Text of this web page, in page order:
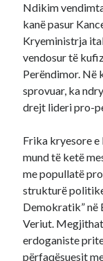
Ndikim
kanë pasur
Kryeministrja
vendosur të
Perëndimor. Në
sprovuar, ka
drejt lideri pro-
Frika kryesore e
mund të ketë
me popullatë
strukturë
Demokratik” në
Veriut.
erdoganiste
përfaqësuesit